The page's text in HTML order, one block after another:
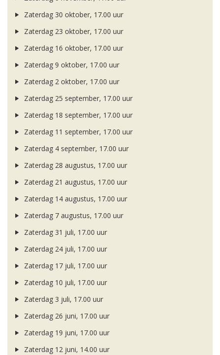
Zaterdag 30 oktober, 17.00 uur
Zaterdag 23 oktober, 17.00 uur
Zaterdag 16 oktober, 17.00 uur
Zaterdag 9 oktober, 17.00 uur
Zaterdag 2 oktober, 17.00 uur
Zaterdag 25 september, 17.00 uur
Zaterdag 18 september, 17.00 uur
Zaterdag 11 september, 17.00 uur
Zaterdag 4 september, 17.00 uur
Zaterdag 28 augustus, 17.00 uur
Zaterdag 21 augustus, 17.00 uur
Zaterdag 14 augustus, 17.00 uur
Zaterdag 7 augustus, 17.00 uur
Zaterdag 31 juli, 17.00 uur
Zaterdag 24 juli, 17.00 uur
Zaterdag 17 juli, 17.00 uur
Zaterdag 10 juli, 17.00 uur
Zaterdag 3 juli, 17.00 uur
Zaterdag 26 juni, 17.00 uur
Zaterdag 19 juni, 17.00 uur
Zaterdag 12 juni, 14.00 uur